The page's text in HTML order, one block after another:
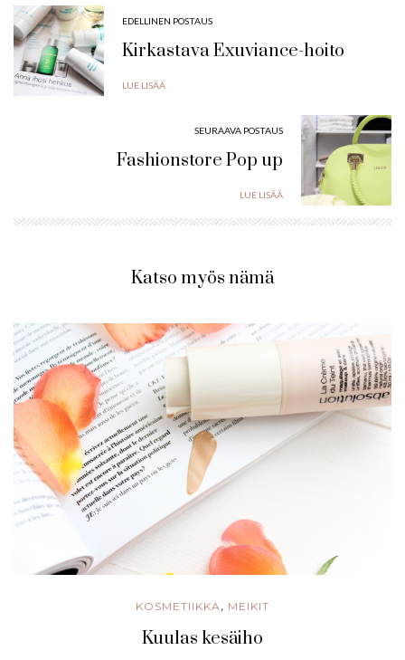
EDELLINEN POSTAUS
Kirkastava Exuviance-hoito
LUE LISÄÄ
SEURAAVA POSTAUS
Fashionstore Pop up
LUE LISÄÄ
Katso myös nämä
KOSMETIIKKA, MEIKIT
Kuulas kesäiho